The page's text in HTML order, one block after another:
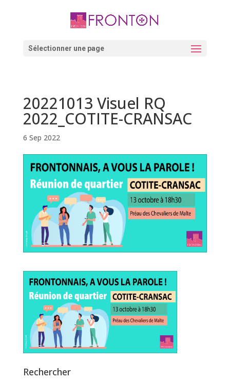
Sélectionner une page
20221013 Visuel RQ
2022_COTITE-CRANSAC
6 Sep 2022
Rechercher